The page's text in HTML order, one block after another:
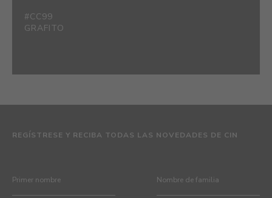
#CC99
GRAFITO
REGÍSTRESE Y RECIBA TODAS LAS NOVEDADES DE CIN